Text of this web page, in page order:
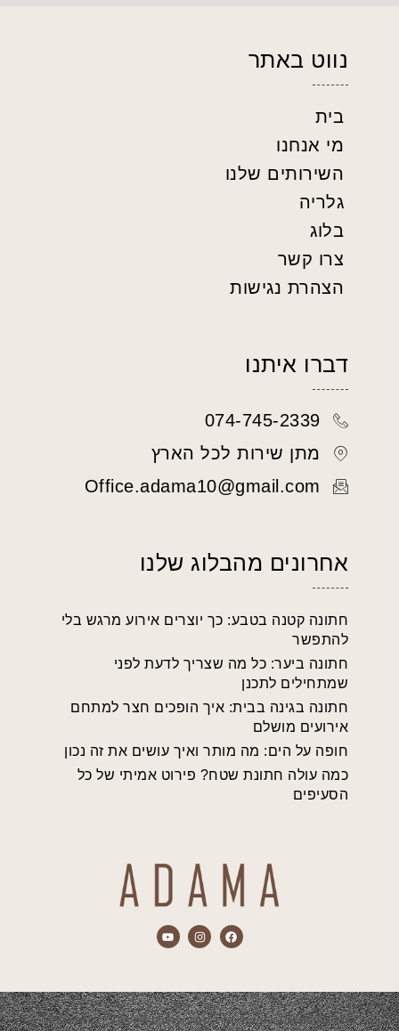
נווט באתר
בית
מי אנחנו
השירותים שלנו
גלריה
בלוג
צרו קשר
הצהרת נגישות
דברו איתנו
074-745-2339
מתן שירות לכל הארץ
Office.adama10@gmail.com
אחרונים מהבלוג שלנו
חתונה קטנה בטבע: כך יוצרים אירוע מרגש בלי
להתפשר
חתונה ביער: כל מה שצריך לדעת לפני
שמתחילים לתכנן
חתונה בגינה בבית: איך הופכים חצר למתחם
אירועים מושלם
חופה על הים: מה מותר ואיך עושים את זה נכון
כמה עולה חתונת שטח? פירוט אמיתי של כל
הסעיפים
התכנים המוצגים באתר הם אך ורק מתוך אירועים שהופקו ע"י חברת אדמה.